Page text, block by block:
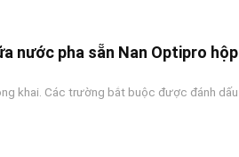
nước pha sẵn Nan Optipro hộp
khai. Các trường bắt buộc được đánh dấu